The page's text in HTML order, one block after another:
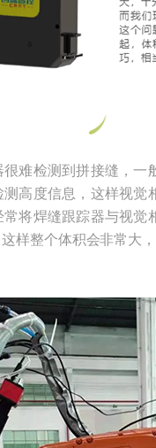
难检测到拼接缝，一
测高度信息，这样视觉
常将焊缝跟踪器与视觉
样整个体积会非常大，